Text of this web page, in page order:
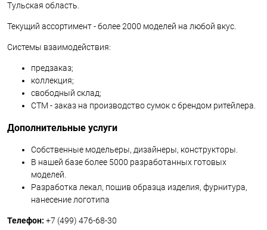
Тульская область.
Текущий ассортимент - более 2000 моделей на любой вкус.
Системы взаимодействия:
предзаказ;
коллекция;
свободный склад;
CTM - заказ на производство сумок с брендом ритейлера.
Дополнительные услуги
Собственные модельеры, дизайнеры, конструкторы.
В нашей базе более 5000 разработанных готовых
моделей.
Разработка лекал, пошив образца изделия, фурнитура,
нанесение логотипа
Телефон: +7 (499) 476-68-30